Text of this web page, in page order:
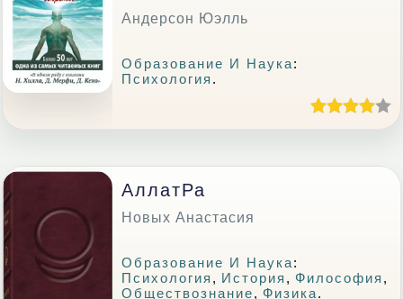
Андерсон Юэлль
Образование И Наука:
Психология .
АллатРа
Новых Анастасия
Образование И Наука:
Психология , История , Философия ,
Обществознание, Физика.